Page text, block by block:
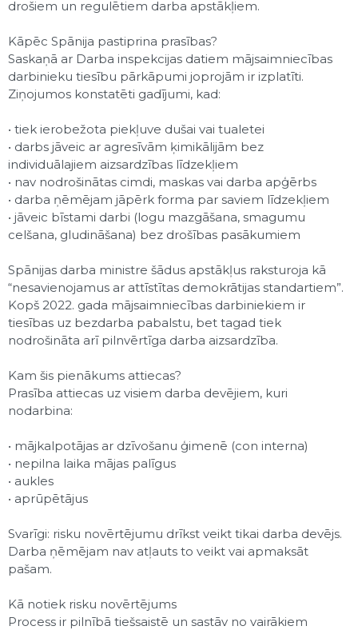
drošiem un regulētiem darba apstākļiem.
Kāpēc Spānija pastiprina prasības?
Saskaņā ar Darba inspekcijas datiem mājsaimniecības
darbinieku tiesību pārkāpumi joprojām ir izplatīti.
Ziņojumos konstatēti gadījumi, kad:
• tiek ierobežota piekļuve dušai vai tualetei
• darbs jāveic ar agresīvām ķimikālijām bez
individuālajiem aizsardzības līdzekļiem
• nav nodrošinātas cimdi, maskas vai darba apģērbs
• darba ņēmējam jāpērk forma par saviem līdzekļiem
• jāveic bīstami darbi (logu mazgāšana, smagumu
celšana, gludināšana) bez drošības pasākumiem
Spānijas darba ministre šādus apstākļus raksturoja kā
“nesavienojamus ar attīstītas demokrātijas standartiem”.
Kopš 2022. gada mājsaimniecības darbiniekiem ir
tiesības uz bezdarba pabalstu, bet tagad tiek
nodrošināta arī pilnvērtīga darba aizsardzība.
Kam šis pienākums attiecas?
Prasība attiecas uz visiem darba devējiem, kuri
nodarbina:
• mājkalpotājas ar dzīvošanu ģimenē (con interna)
• nepilna laika mājas palīgus
• aukles
• aprūpētājus
Svarīgi: risku novērtējumu drīkst veikt tikai darba devējs.
Darba ņēmējam nav atļauts to veikt vai apmaksāt
pašam.
Kā notiek risku novērtējums
Process ir pilnībā tiešsaistē un sastāv no vairākiem